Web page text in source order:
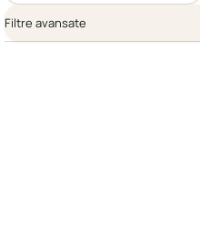
Filtre avansate